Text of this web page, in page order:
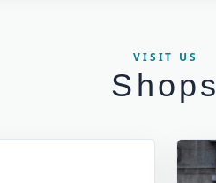
VISIT US
Shops